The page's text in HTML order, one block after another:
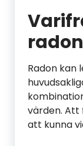
Radon kan
värden. Att
att kunna